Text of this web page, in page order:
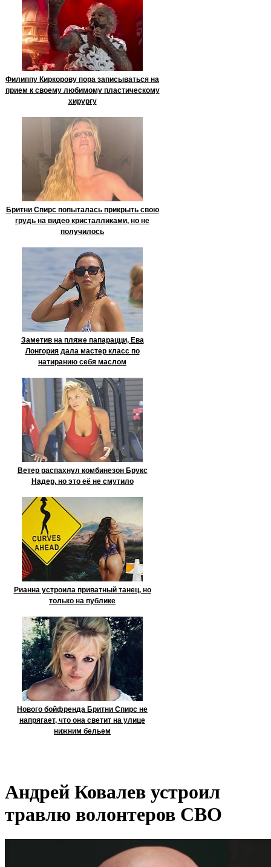
Филиппу Киркорову пора записываться на
прием к своему любимому пластическому
хирургу
Бритни Спирс попыталась прикрыть свою
грудь на видео кристалликами, но не
получилось
Заметив на пляже папарацци, Ева
Лонгория дала мастер класс по
натиранию себя маслом
Ветер распахнул комбинезон Брукс
Надер, но это её не смутило
Рианна устроила приватный танец, но
только на публике
Нового бойфренда Бритни Спирс не
напрягает, что она светит на улице
нижним бельем
Андрей Ковалев устроил
травлю волонтеров СВО